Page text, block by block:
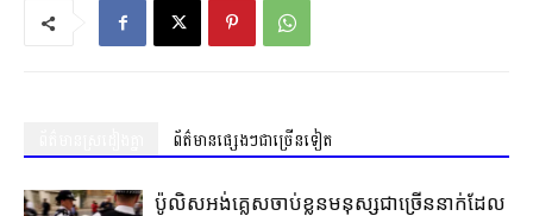
ព័ត៌មានផ្សេងៗជាច្រើនទៀត
ប៉ូលិសអង់គ្លេសចាប់ខ្លួនមនុស្សជាច្រើននាក់ដែល